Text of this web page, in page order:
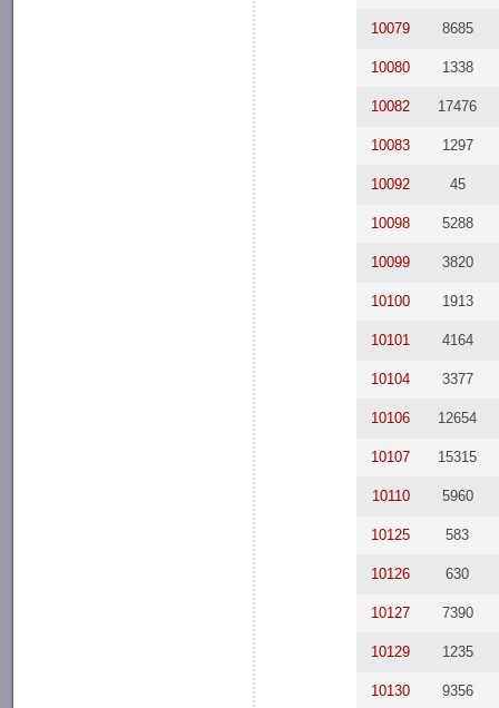
10079 8685
10080 1338
10082 17476
10083 1297
10092 45
10098 5288
10099 3820
10100 1913
10101 4164
10104 3377
10106 12654
10107 15315
10110 5960
10125 583
10126 630
10127 7390
10129 1235
10130 9356